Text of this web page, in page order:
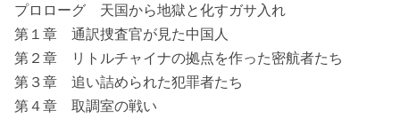
プロローグ 天国から地獄と化すガサ入れ
第１章 通訳捜査官が見た中国人
第２章 リトルチャイナの拠点を作った密航者たち
第３章 追い詰められた犯罪者たち
第４章 取調室の戦い